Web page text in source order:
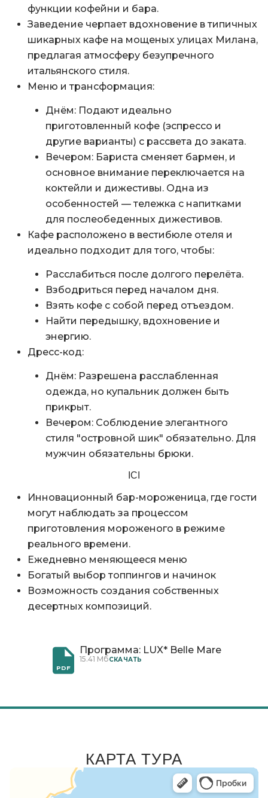
функции кофейни и бара.
Заведение черпает вдохновение в типичных
шикарных кафе на мощеных улицах Милана,
предлагая атмосферу безупречного
итальянского стиля.
Меню и трансформация:
Днём: Подают идеально
приготовленный кофе (эспрессо и
другие варианты) с рассвета до заката.
Вечером: Бариста сменяет бармен, и
основное внимание переключается на
коктейли и дижестивы. Одна из
особенностей — тележка с напитками
для послеобеденных дижестивов.
Кафе расположено в вестибюле отеля и
идеально подходит для того, чтобы:
Расслабиться после долгого перелёта.
Взбодриться перед началом дня.
Взять кофе с собой перед отъездом.
Найти передышку, вдохновение и
энергию.
Дресс-код:
Днём: Разрешена расслабленная
одежда, но купальник должен быть
прикрыт.
Вечером: Соблюдение элегантного
стиля "островной шик" обязательно. Для
мужчин обязательны брюки.
ICI
Инновационный бар-мороженица, где гости
могут наблюдать за процессом
приготовления мороженого в режиме
реального времени.
Ежедневно меняющееся меню
Богатый выбор топпингов и начинок
Возможность создания собственных
десертных композиций.
PDF
Программа: LUX* Belle Mare
15.41 МбCКАЧАТЬ
КАРТА ТУРА